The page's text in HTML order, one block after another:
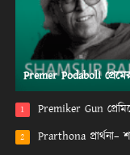
Premer Podaboli
1 Premiker Gun
2 Prarthona